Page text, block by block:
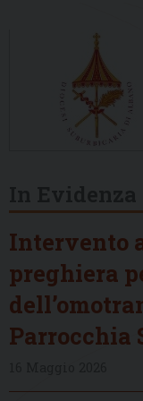
Intervento
preghiera
Parrocchia